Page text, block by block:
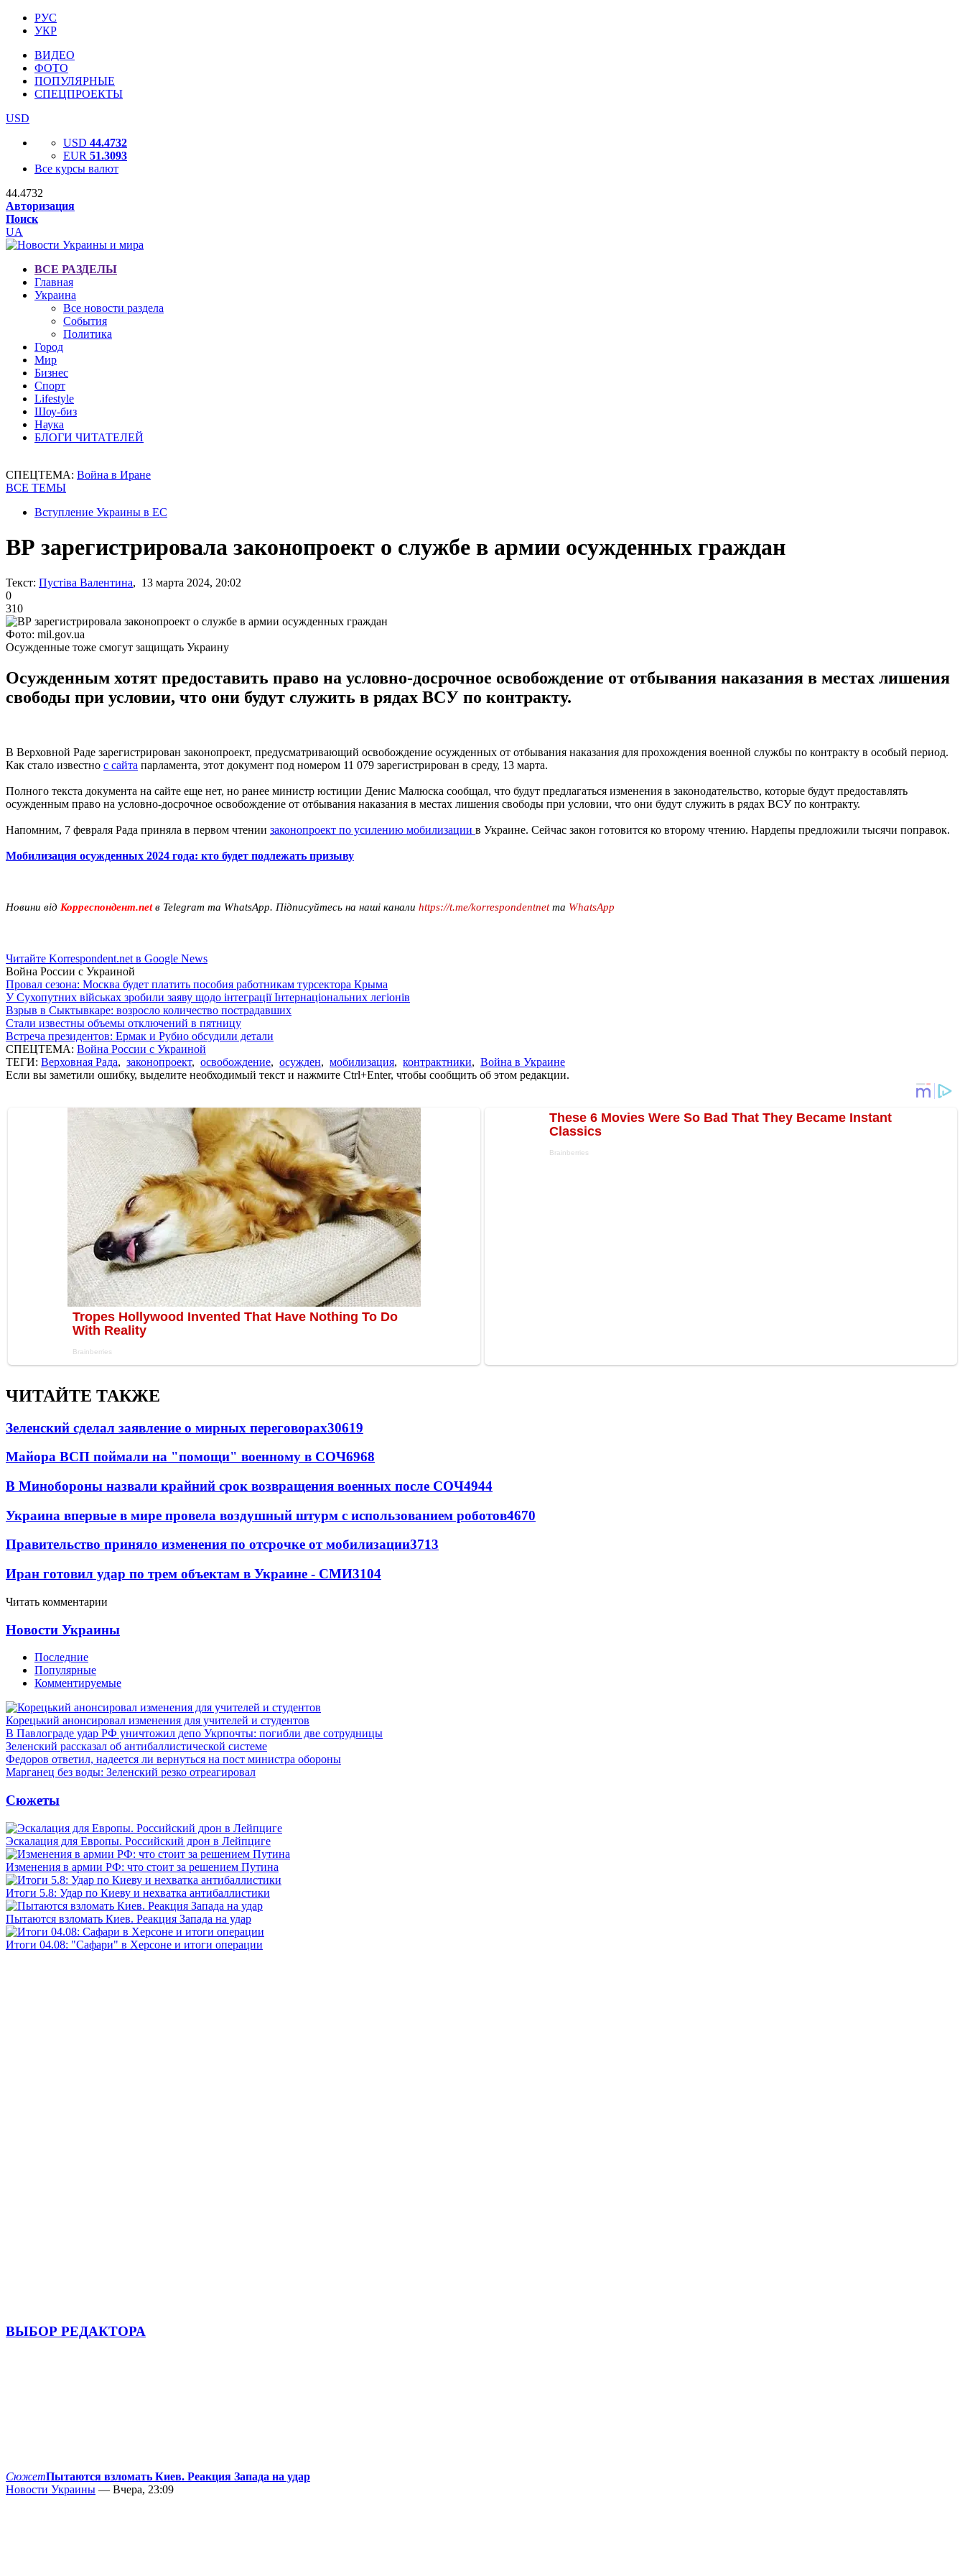
РУС
УКР
ВИДЕО
ФОТО
ПОПУЛЯРНЫЕ
СПЕЦПРОЕКТЫ
USD
USD 44.4732
EUR 51.3093
Все курсы валют
44.4732
Авторизация
Поиск
UA
ВСЕ РАЗДЕЛЫ
Главная
Украина
Все новости раздела
События
Политика
Город
Мир
Бизнес
Спорт
Lifestyle
Шоу-биз
Наука
БЛОГИ ЧИТАТЕЛЕЙ
СПЕЦТЕМА: Война в Иране
ВСЕ ТЕМЫ
Вступление Украины в ЕС
ВР зарегистрировала законопроект о службе в армии осужденных граждан
Текст: Пустіва Валентина, 13 марта 2024, 20:02
0
310
Фото: mil.gov.ua
Осужденные тоже смогут защищать Украину
Осужденным хотят предоставить право на условно-досрочное освобождение от отбывания наказания в местах лишения
свободы при условии, что они будут служить в рядах ВСУ по контракту.
В Верховной Раде зарегистрирован законопроект, предусматривающий освобождение осужденных от отбывания наказания для прохождения военной службы по контракту в особый период.
Как стало известно с сайта парламента, этот документ под номером 11 079 зарегистрирован в среду, 13 марта.
Полного текста документа на сайте еще нет, но ранее министр юстиции Денис Малюска сообщал, что будут предлагаться изменения в законодательство, которые будут предоставлять
осужденным право на условно-досрочное освобождение от отбывания наказания в местах лишения свободы при условии, что они будут служить в рядах ВСУ по контракту.
Напомним, 7 февраля Рада приняла в первом чтении законопроект по усилению мобилизации в Украине. Сейчас закон готовится ко второму чтению. Нардепы предложили тысячи поправок.
Мобилизация осужденных 2024 года: кто будет подлежать призыву
Новини від Корреспондент.netв Telegram та WhatsApp. Підписуйтесь на наші канали https://t.me/korrespondentnetта WhatsApp
Читайте Korrespondent.net в Google News
Война России с Украиной
Провал сезона: Москва будет платить пособия работникам турсектора Крыма
У Сухопутних військах зробили заяву щодо інтеграції Інтернаціональних легіонів
Взрыв в Сыктывкаре: возросло количество пострадавших
Стали известны объемы отключений в пятницу
Встреча президентов: Ермак и Рубио обсудили детали
СПЕЦТЕМА: Война России с Украиной
ТЕГИ: Верховная Рада, законопроект, освобождение, осужден, мобилизация, контрактники, Война в Украине
Если вы заметили ошибку, выделите необходимый текст и нажмите Ctrl+Enter, чтобы сообщить об этом редакции.
ЧИТАЙТЕ ТАКЖЕ
Зеленский сделал заявление о мирных переговорах30619
Майора ВСП поймали на "помощи" военному в СОЧ6968
В Минобороны назвали крайний срок возвращения военных после СОЧ4944
Украина впервые в мире провела воздушный штурм с использованием роботов4670
Правительство приняло изменения по отсрочке от мобилизации3713
Иран готовил удар по трем объектам в Украине - СМИ3104
Читать комментарии
Новости Украины
Последние
Популярные
Комментируемые
Корецький анонсировал изменения для учителей и студентов
В Павлограде удар РФ уничтожил депо Укрпочты: погибли две сотрудницы
Зеленский рассказал об антибаллистической системе
Федоров ответил, надеется ли вернуться на пост министра обороны
Марганец без воды: Зеленский резко отреагировал
Сюжеты
Эскалация для Европы. Российский дрон в Лейпциге
Изменения в армии РФ: что стоит за решением Путина
Итоги 5.8: Удар по Киеву и нехватка антибаллистики
Пытаются взломать Киев. Реакция Запада на удар
Итоги 04.08: "Сафари" в Херсоне и итоги операции
ВЫБОР РЕДАКТОРА
СюжетПытаются взломать Киев. Реакция Запада на удар
Новости Украины — Вчера, 23:09